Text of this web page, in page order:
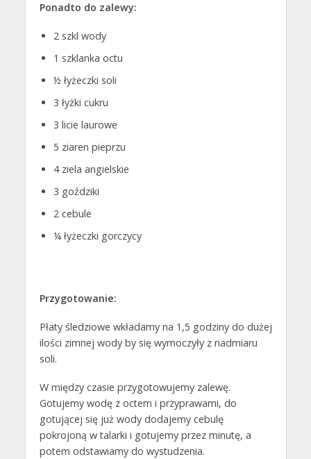
Ponadto do zalewy:
2 szkl wody
1 szklanka octu
½ łyżeczki soli
3 łyżki cukru
3 licie laurowe
5 ziaren pieprzu
4 ziela angielskie
3 goździki
2 cebule
¼ łyżeczki gorczycy
Przygotowanie:
Płaty śledziowe wkładamy na 1,5 godziny do dużej
ilości zimnej wody by się wymoczyły z nadmiaru
soli.
W między czasie przygotowujemy zalewę.
Gotujemy wodę z octem i przyprawami, do
gotującej się już wody dodajemy cebulę
pokrojoną w talarki i gotujemy przez minutę, a
potem odstawiamy do wystudzenia.